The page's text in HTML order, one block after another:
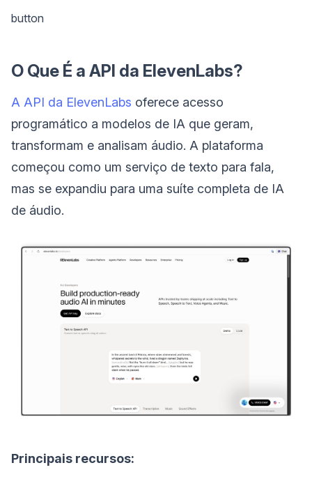
button
O Que É a API da ElevenLabs?
A API da ElevenLabs oferece acesso
programático a modelos de IA que geram,
transformam e analisam áudio. A plataforma
começou como um serviço de texto para fala,
mas se expandiu para uma suíte completa de IA
de áudio.
Principais recursos: